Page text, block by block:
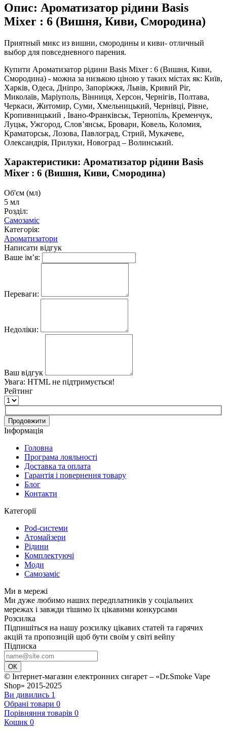
Опис: Ароматизатор рідини Basis
Mixer : 6 (Вишня, Киви, Смородина)
Приятный микс из вишни, смородины и киви- отличный
выбор для повседневного парения.
Купити Ароматизатор рідини Basis Mixer : 6 (Вишня, Киви,
Смородина) - можна за низькою ціною у таких містах як: Київ,
Харків, Одеса, Дніпро, Запоріжжя, Львів, Кривий Ріг,
Миколаїв, Маріуполь, Вінниця, Херсон, Чернігів, Полтава,
Черкаси, Житомир, Суми, Хмельницький, Чернівці, Рівне,
Кропивницький , Івано-Франківськ, Тернопіль, Кременчук,
Луцьк, Ужгород, Слов’янськ, Бровари, Ковель, Коломия,
Краматорськ, Лозова, Павлоград, Стрий, Мукачеве,
Олександрія, Прилуки, Новоград – Волинський.
Характеристики: Ароматизатор рідини Basis
Mixer : 6 (Вишня, Киви, Смородина)
Об'єм (мл)
5 мл
Розділ:
Самозаміс
Категорія:
Ароматизатори
Написати відгук
Ваше ім’я:
Переваги:
Недоліки:
Ваш відгук
Увага: HTML не підтримується!
Рейтинг
Продовжити
Інформація
Головна
Програма лояльності
Доставка та оплата
Гарантія і повернення товару
Блог
Контакти
Категорії
Pod-системи
Атомайзери
Рідини
Комплектуючі
Моди
Самозаміс
Ми в мережі
Ми дуже любимо наших передплатників у соціальних
мережах і завжди тішимо їх цікавими конкурсами
Розсилка
Підпишіться на нашу розсилку цікавих статей та гарячих
акцій та пропозицій щоб бути своїм у світі вейпу
Підписка
ОК
© Інтернет-магазин електронних сигарет – «Dr.Smoke Vape
Shop» 2015-2025
Ви дивились 1
Обрані товари 0
Порівняння товарів 0
Кошик 0